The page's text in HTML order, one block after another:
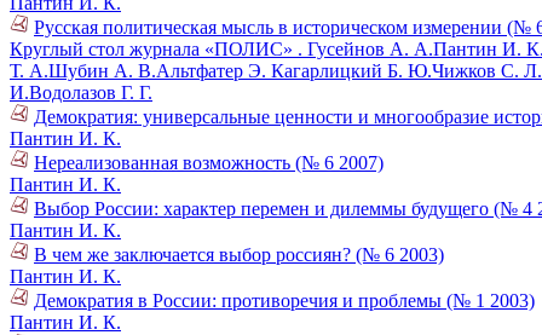
Русская политическая мысль в историческом измерении (№
Круглый стол журнала «ПОЛИС» . Гусейнов А. А.Пантин И.
Т. А.Шубин А. В.Альтфатер Э. Кагарлицкий Б. Ю.Чижков С. Л.
И.Водолазов Г. Г.
Демократия: универсальные ценности и многообразие
Пантин И. К.
Нереализованная возможность (№ 6 2007)
Пантин И. К.
Выбор России: характер перемен и дилеммы будущего (№ 4
Пантин И. К.
В чем же заключается выбор россиян? (№ 6 2003)
Пантин И. К.
Демократия в России: противоречия и проблемы (№ 1 2003)
Пантин И. К.